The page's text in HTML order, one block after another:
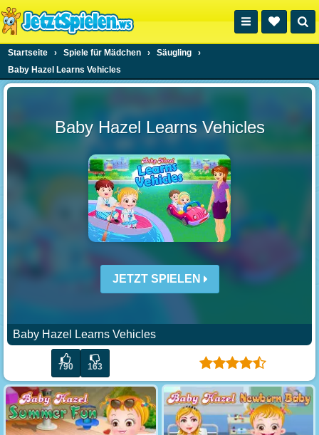
Startseite › Spiele für Mädchen › Säugling
›
Baby Hazel Learns Vehicles
Baby Hazel Learns Vehicles
JETZT SPIELEN
Baby Hazel Learns Vehicles
790 163